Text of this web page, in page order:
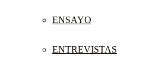
ENSAYO
ENTREVISTAS